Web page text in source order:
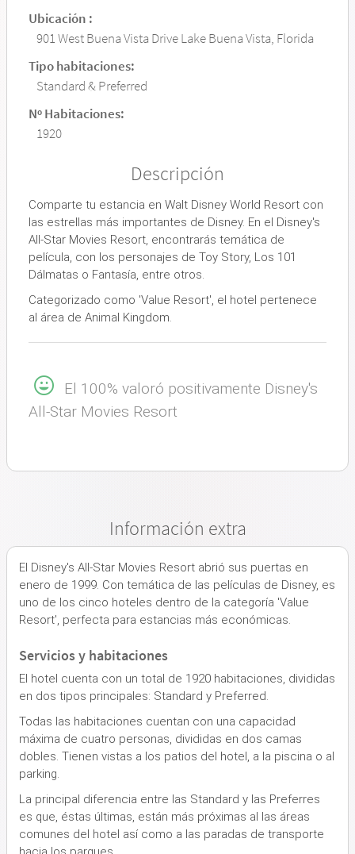
Ubicación :
901 West Buena Vista Drive Lake Buena Vista, Florida
Tipo habitaciones:
Standard & Preferred
Nº Habitaciones:
1920
Descripción
Comparte tu estancia en Walt Disney World Resort con
las estrellas más importantes de Disney. En el Disney's
All-Star Movies Resort, encontrarás temática de
película, con los personajes de Toy Story, Los 101
Dálmatas o Fantasía, entre otros.
Categorizado como 'Value Resort', el hotel pertenece
al área de Animal Kingdom.
El 100% valoró positivamente Disney's
All-Star Movies Resort
Información extra
El Disney's All-Star Movies Resort abrió sus puertas en
enero de 1999. Con temática de las películas de Disney, es
uno de los cinco hoteles dentro de la categoría 'Value
Resort', perfecta para estancias más económicas.
Servicios y habitaciones
El hotel cuenta con un total de 1920 habitaciones, divididas
en dos tipos principales: Standard y Preferred.
Todas las habitaciones cuentan con una capacidad
máxima de cuatro personas, divididas en dos camas
dobles. Tienen vistas a los patios del hotel, a la piscina o al
parking.
La principal diferencia entre las Standard y las Preferres
es que, éstas últimas, están más próximas al las áreas
comunes del hotel así como a las paradas de transporte